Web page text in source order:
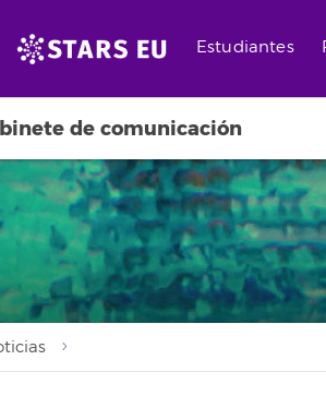
Estudiantes
de comunicación